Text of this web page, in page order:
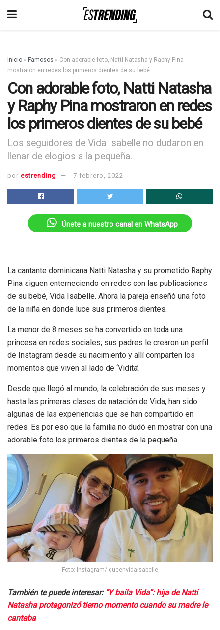
Inicio » Famosos » Con adorable foto, Natti Natasha y Raphy Pina
mostraron en redes los primeros dientes de su bebé
Con adorable foto, Natti Natasha
y Raphy Pina mostraron en redes
los primeros dientes de su bebé
Los seguidores de Vida Isabelle no dudaron en
llenar de elogios a la pequeña.
por estrending 7 febrero, 2022
Únete a nuestro canal en WhatsApp
La cantante dominicana Natti Natasha y su prometido Raphy
Pina siguen enterneciendo en redes con las publicaciones
de su bebé, Vida Isabelle. Ahora la pareja enseñó una foto
de la niña en donde luce sus primeros dientes.
La menor de 8 meses se ha convertido en toda una
princesa en redes sociales; sus padres le crearon un perfil
de Instagram desde su nacimiento y allí comparten los
momentos que viven al lado de ‘Vidita’.
Desde que llegó al mundo, la celebración de sus meses y
hasta las primeras clases de natación de Vida, han sido
algunas de las experiencias que se han compartido en
redes. Es por eso que la familia no dudó en mostrar con una
adorable foto los primeros dientes de la pequeña.
Foto: Instagram/ queenvidaisabelle
También te puede interesar: “Y baila Vida”: hija de Natti
Natasha protagonizó tierno momento cuando su madre le
cantaba